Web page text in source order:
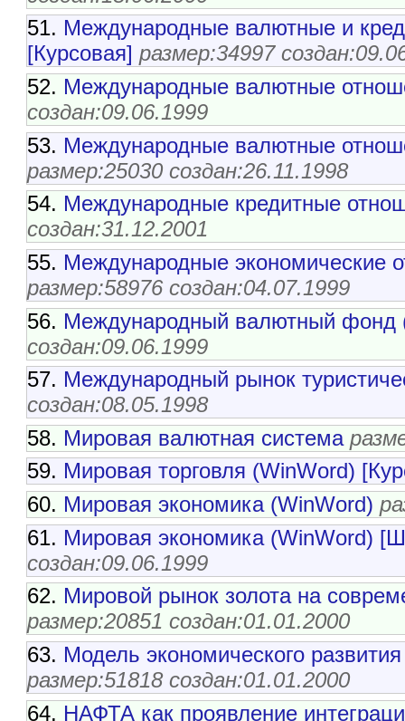
51. Международные валютные и
[Курсовая] размер:34997
52. Международные валютные
создан:09.06.1999
53. Международные валютные
размер:25030 создан:26.11.1998
54. Международные кредитные
создан:31.12.2001
55. Международные экономические
размер:58976 создан:04.07.1999
56. Международный валютный фонд
создан:09.06.1999
57. Международный рынок
создан:08.05.1998
58. Мировая валютная система
59. Мировая торговля (WinWord)
60. Мировая экономика (WinWord)
61. Мировая экономика (WinWord)
создан:09.06.1999
62. Мировой рынок золота на
размер:20851 создан:01.01.2000
63. Модель экономического
размер:51818 создан:01.01.2000
64. НАФТА как проявление